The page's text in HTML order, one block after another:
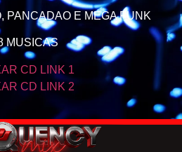
PANCADAO E MEGA FUNK
MUSICAS
CD LINK 1
CD LINK 2